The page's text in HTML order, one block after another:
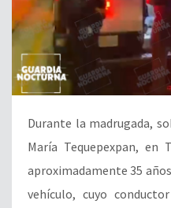
Durante la madrugada,
María Tequepexpan, en
aproximadamente 35
vehículo, cuyo